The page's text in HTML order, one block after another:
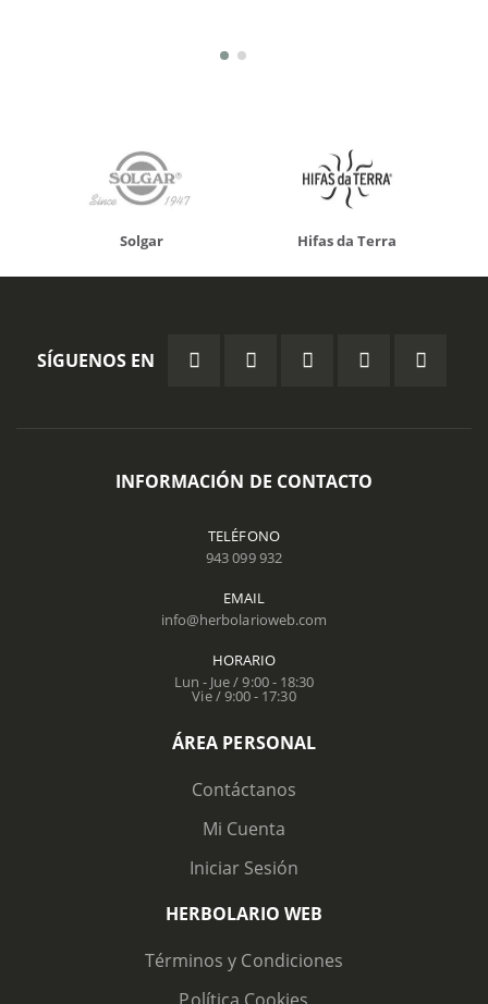
Solgar Hifas da Terra
SÍGUENOS EN
INFORMACIÓN DE CONTACTO
TELÉFONO
943 099 932
EMAIL
info@herbolarioweb.com
HORARIO
Lun - Jue / 9:00 - 18:30
Vie / 9:00 - 17:30
ÁREA PERSONAL
Contáctanos
Mi Cuenta
Iniciar Sesión
HERBOLARIO WEB
Términos y Condiciones